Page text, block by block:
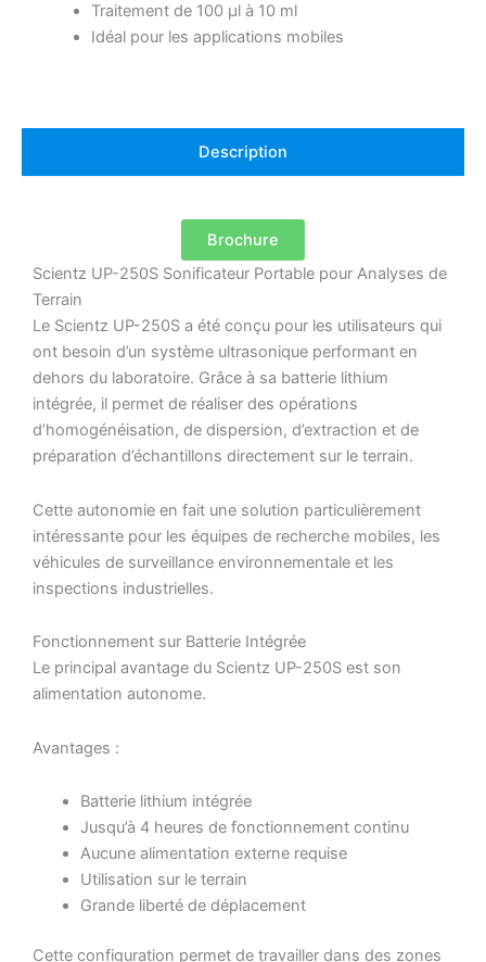
Traitement de 100 µl à 10 ml
Idéal pour les applications mobiles
Description
Brochure
Scientz UP-250S Sonificateur Portable pour Analyses de
Terrain
Le Scientz UP-250S a été conçu pour les utilisateurs qui
ont besoin d’un système ultrasonique performant en
dehors du laboratoire. Grâce à sa batterie lithium
intégrée, il permet de réaliser des opérations
d’homogénéisation, de dispersion, d’extraction et de
préparation d’échantillons directement sur le terrain.
Cette autonomie en fait une solution particulièrement
intéressante pour les équipes de recherche mobiles, les
véhicules de surveillance environnementale et les
inspections industrielles.
Fonctionnement sur Batterie Intégrée
Le principal avantage du Scientz UP-250S est son
alimentation autonome.
Avantages :
Batterie lithium intégrée
Jusqu’à 4 heures de fonctionnement continu
Aucune alimentation externe requise
Utilisation sur le terrain
Grande liberté de déplacement
Cette configuration permet de travailler dans des zones